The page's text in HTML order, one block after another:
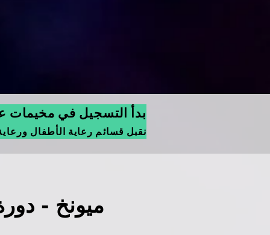
بدأ التسجيل في مخيمات
نقبل قسائم رعاية الأطفال